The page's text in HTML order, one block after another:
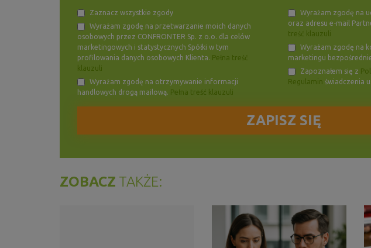
Zaznacz wszystkie zgody
Wyrażam zgodę na przetwarzanie moich danych
osobowych przez CONFRONTER Sp. z o.o. dla celów
marketingowych i statystycznych Spółki w tym
profilowania danych osobowych Klienta. Pełna treść
klauzuli
Wyrażam zgodę na otrzymywanie informacji
handlowych drogą mailową. Pełna treść klauzuli
Wyrażam zgodę na
oraz adresu e-mail
treść klauzuli
Wyrażam zgodę na
marketingu
Zapoznałem się z
Regulamin świadczenia
ZOBACZ TAKŻE: